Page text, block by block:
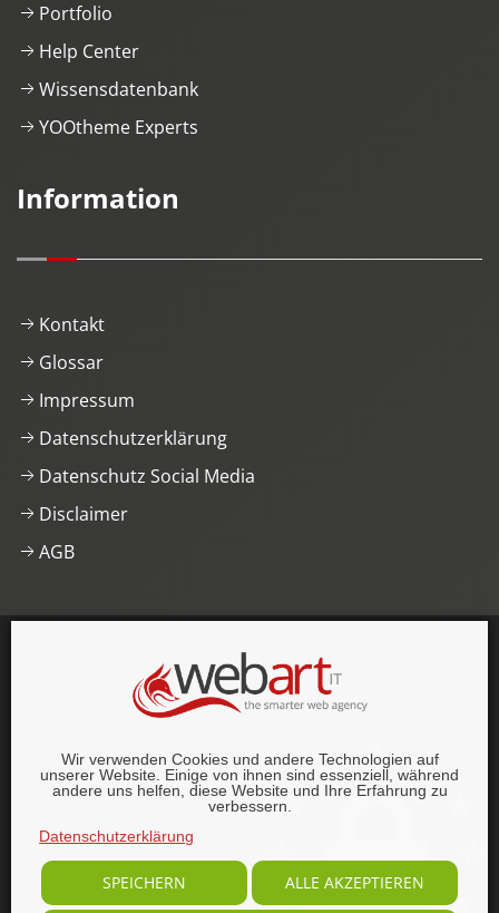
Wir verwenden Cookies und andere Technologien auf
unserer Website. Einige von ihnen sind essenziell, während
andere uns helfen, diese Website und Ihre Erfahrung zu
verbessern.
Datenschutzerklärung
SPEICHERN ALLE AKZEPTIEREN
Portfolio
Help Center
Wissensdatenbank
YOOtheme Experts
Information
Kontakt
Glossar
Impressum
Datenschutzerklärung
Datenschutz Social Media
Disclaimer
AGB
This website was proudly built with , lots of
CSS3.
Alle Rechte vorbehalten.